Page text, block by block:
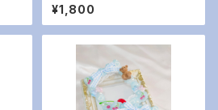
¥1,800